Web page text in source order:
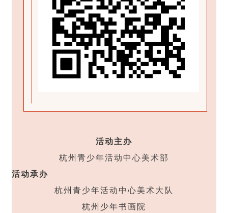
活动主办
杭州青少年活动中心美术部
活动承办
杭州青少年活动中心美术大队
杭州少年书画院